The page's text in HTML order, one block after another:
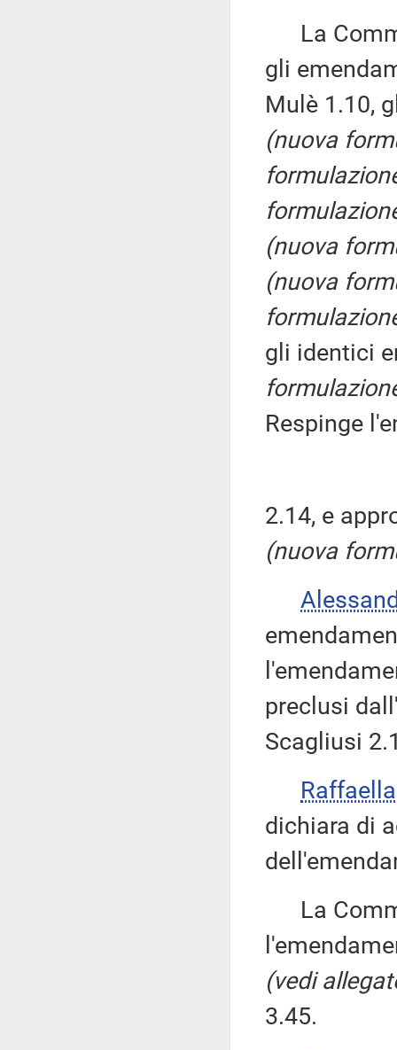
La
gli
Mulè 1.10,
(nuova
(nuova
(nuova
gli identici
Respinge
2.14, e
(nuova
preclusi
Scagliusi
dichiara di
La
(vedi
3.45.